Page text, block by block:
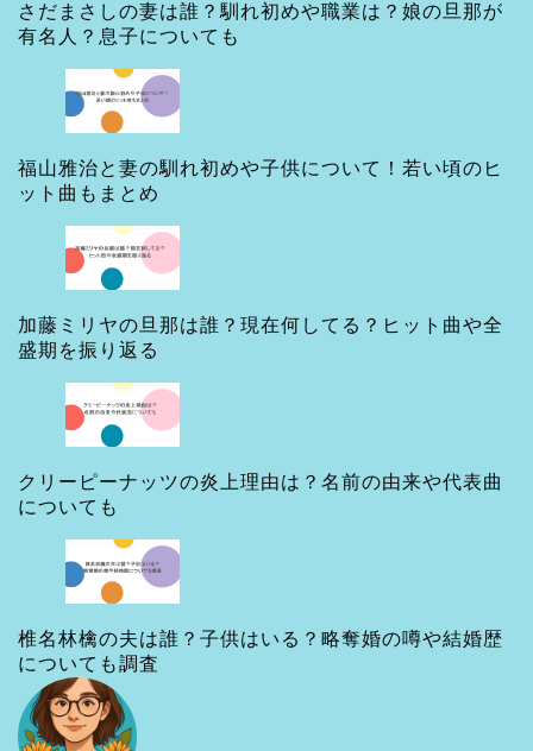
さだまさしの妻は誰？馴れ初めや職業は？娘の旦那が
有名人？息子についても
福山雅治と妻の馴れ初めや子供について！若い頃のヒ
ット曲もまとめ
加藤ミリヤの旦那は誰？現在何してる？ヒット曲や全
盛期を振り返る
クリーピーナッツの炎上理由は？名前の由来や代表曲
についても
椎名林檎の夫は誰？子供はいる？略奪婚の噂や結婚歴
についても調査